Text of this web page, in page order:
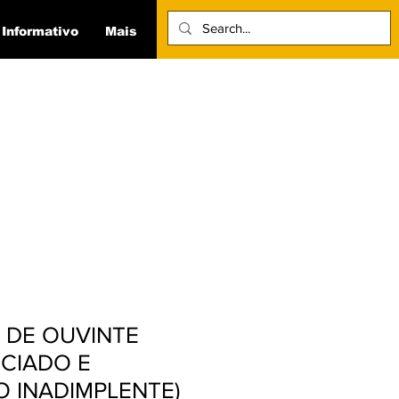
Mais
DE OUVINTE
E
INADIMPLENTE)